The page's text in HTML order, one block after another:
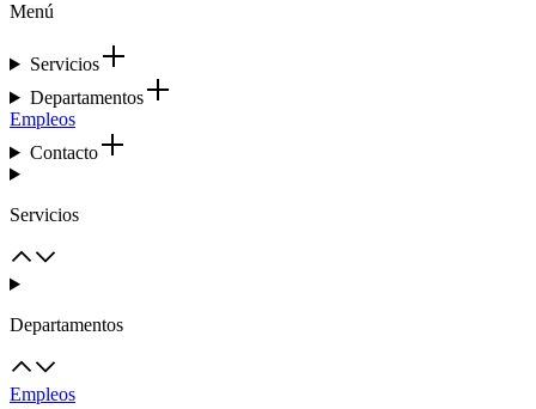
Menú
Servicios
Departamentos
Empleos
Contacto
Servicios
Departamentos
Empleos